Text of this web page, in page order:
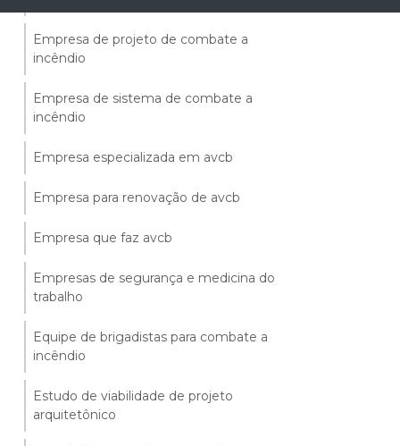
Empresa de projeto de combate a
incêndio
Empresa de sistema de combate a
incêndio
Empresa especializada em avcb
Empresa para renovação de avcb
Empresa que faz avcb
Empresas de segurança e medicina do
trabalho
Equipe de brigadistas para combate a
incêndio
Estudo de viabilidade de projeto
arquitetônico